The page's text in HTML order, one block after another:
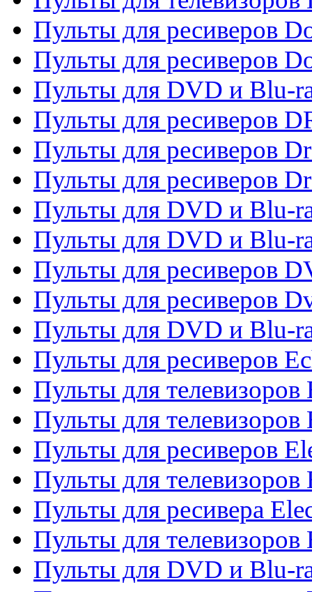
Пульты для ресиверов
Пульты для ресиверов
Пульты для DVD и Blu-
Пульты для ресиверов
Пульты для ресиверов
Пульты для ресиверов
Пульты для DVD и Blu-
Пульты для DVD и Blu-
Пульты для ресиверов
Пульты для ресиверов
Пульты для DVD и Blu-
Пульты для ресиверов
Пульты для телевизоров
Пульты для телевизоров
Пульты для ресиверов
Пульты для телевизоров
Пульты для ресивера
Пульты для телевизоров
Пульты для DVD и Blu-